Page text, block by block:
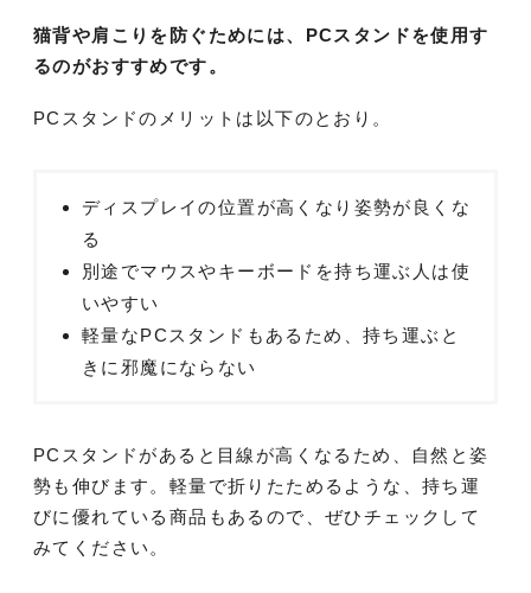
猫背や肩こりを防ぐためには、PCスタンドを使用す
るのがおすすめです。
PCスタンドのメリットは以下のとおり。
ディスプレイの位置が高くなり姿勢が良くな
る
別途でマウスやキーボードを持ち運ぶ人は使
いやすい
軽量なPCスタンドもあるため、持ち運ぶと
きに邪魔にならない
PCスタンドがあると目線が高くなるため、自然と姿
勢も伸びます。軽量で折りたためるような、持ち運
びに優れている商品もあるので、ぜひチェックして
みてください。